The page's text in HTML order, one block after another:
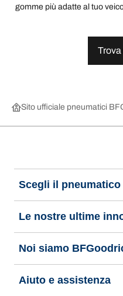
gomme più adatte al tuo
Sito ufficiale pneumatici
Scegli il pneumatico
Le nostre ultime
Noi siamo
Aiuto e assistenza